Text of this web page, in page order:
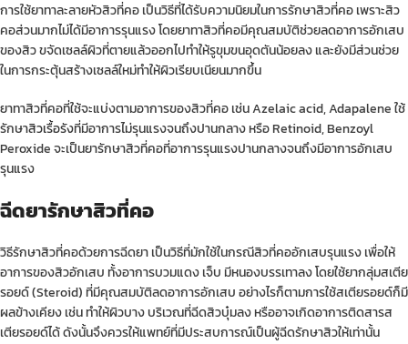
การใช้ยาทาละลายหัวสิวที่คอ เป็นวิธีที่ได้รับความนิยมในการรักษาสิวที่คอ เพราะสิว
คอส่วนมากไม่ได้มีอาการรุนแรง โดยยาทาสิวที่คอมีคุณสมบัติช่วยลดอาการอักเสบ
ของสิว ขจัดเซลล์ผิวที่ตายแล้วออกไปทำให้รูขุมขนอุดตันน้อยลง และยังมีส่วนช่วย
ในการกระตุ้นสร้างเซลล์ใหม่ทำให้ผิวเรียบเนียนมากขึ้น
ยาทาสิวที่คอที่ใช้จะแบ่งตามอาการของสิวที่คอ เช่น Azelaic acid, Adapalene ใช้
รักษาสิวเรื้อรังที่มีอาการไม่รุนแรงจนถึงปานกลาง หรือ Retinoid, Benzoyl
Peroxide จะเป็นยารักษาสิวที่คอที่อาการรุนแรงปานกลางจนถึงมีอาการอักเสบ
รุนแรง
ฉีดยารักษาสิวที่คอ
วิธีรักษาสิวที่คอด้วยการฉีดยา เป็นวิธีที่มักใช้ในกรณีสิวที่คออักเสบรุนแรง เพื่อให้
อาการของสิวอักเสบ ทั้งอาการบวมแดง เจ็บ มีหนองบรรเทาลง โดยใช้ยากลุ่มสเตีย
รอยด์ (Steroid) ที่มีคุณสมบัติลดอาการอักเสบ อย่างไรก็ตามการใช้สเตียรอยด์ก็มี
ผลข้างเคียง เช่น ทำให้ผิวบาง บริเวณที่ฉีดสิวบุ๋มลง หรืออาจเกิดอาการติดสารส
เตียรอยด์ได้ ดังนั้นจึงควรให้แพทย์ที่มีประสบการณ์เป็นผู้ฉีดรักษาสิวให้เท่านั้น